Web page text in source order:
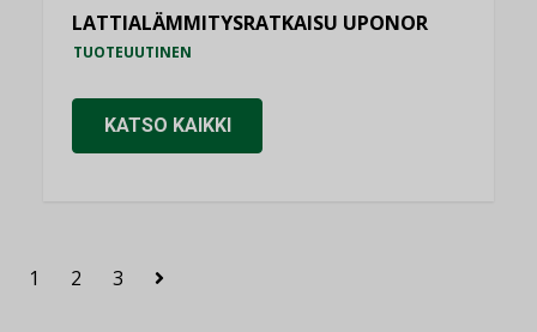
LATTIALÄMMITYSRATKAISU UPONOR
TUOTEUUTINEN
KATSO KAIKKI
1 2 3